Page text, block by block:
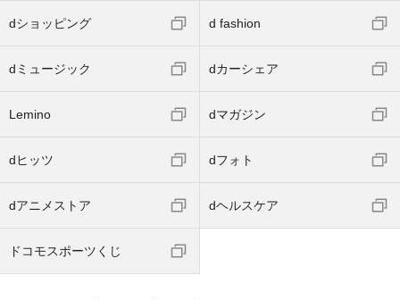
dショッピング d fashion
dミュージック dカーシェア
Lemino dマガジン
dヒッツ dフォト
dアニメストア dヘルスケア
ドコモスポーツくじ